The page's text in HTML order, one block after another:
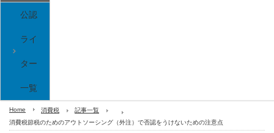
公認
ライ
ター
一覧
Home 消費税
記事一覧
消費税節税のためのアウトソーシング（外注）で否認をうけないための注意点